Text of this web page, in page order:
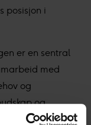
posisjon i
er en sentral
med
og
og
Ved